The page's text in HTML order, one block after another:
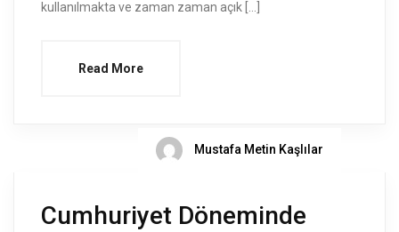
kullanılmakta ve zaman zaman açık […]
Read More
Mustafa Metin Kaşlılar
Cumhuriyet Döneminde